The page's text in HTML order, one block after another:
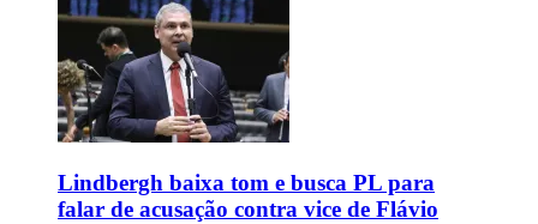
Lindbergh baixa tom e busca PL para
falar de acusação contra vice de Flávio